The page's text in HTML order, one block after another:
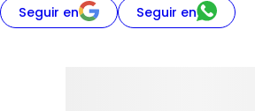
Seguir en Seguir en